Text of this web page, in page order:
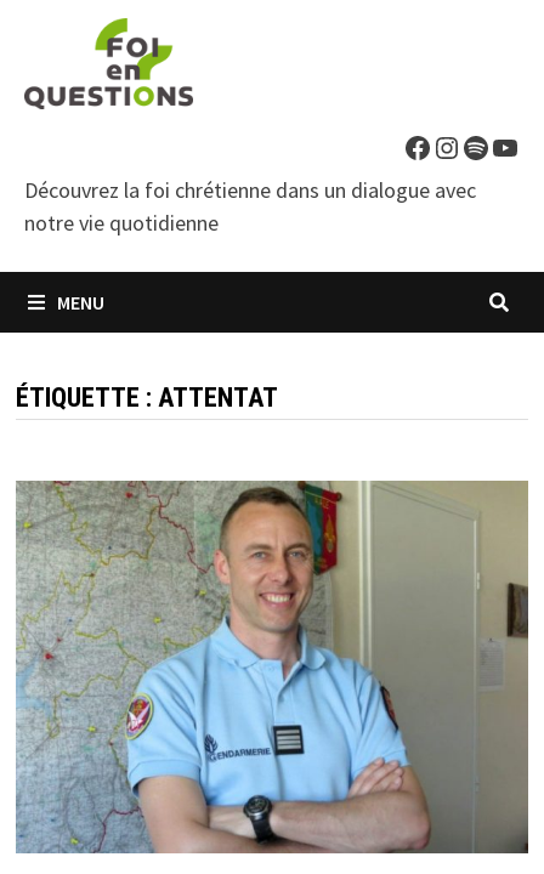
contenu
Facebook
Découvrez la foi chrétienne dans un dialogue avec
notre vie quotidienne
MENU
ÉTIQUETTE :ATTENTAT